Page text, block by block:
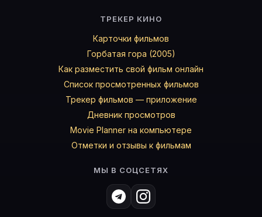
ТРЕКЕР КИНО
Карточки фильмов
Горбатая гора (2005)
Как разместить свой фильм онлайн
Список просмотренных фильмов
Трекер фильмов — приложение
Дневник просмотров
Movie Planner на компьютере
Отметки и отзывы к фильмам
МЫ В СОЦСЕТЯХ